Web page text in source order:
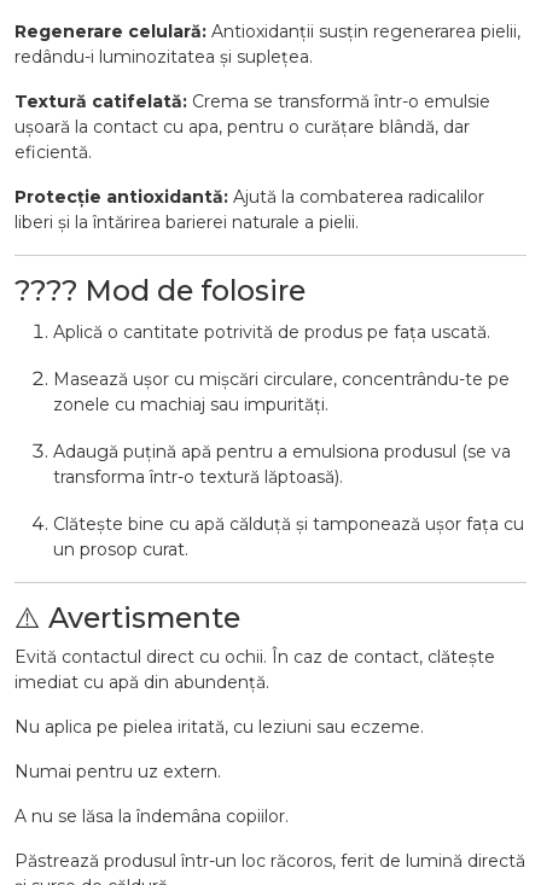
Regenerare celulară: Antioxidanții susțin regenerarea pielii,
redându-i luminozitatea și suplețea.
Textură catifelată: Crema se transformă într-o emulsie
ușoară la contact cu apa, pentru o curățare blândă, dar
eficientă.
Protecție antioxidantă: Ajută la combaterea radicalilor
liberi și la întărirea barierei naturale a pielii.
???? Mod de folosire
Aplică o cantitate potrivită de produs pe fața uscată.
Masează ușor cu mișcări circulare, concentrându-te pe
zonele cu machiaj sau impurități.
Adaugă puțină apă pentru a emulsiona produsul (se va
transforma într-o textură lăptoasă).
Clătește bine cu apă călduță și tamponează ușor fața cu
un prosop curat.
⚠️ Avertismente
Evită contactul direct cu ochii. În caz de contact, clătește
imediat cu apă din abundență.
Nu aplica pe pielea iritată, cu leziuni sau eczeme.
Numai pentru uz extern.
A nu se lăsa la îndemâna copiilor.
Păstrează produsul într-un loc răcoros, ferit de lumină directă